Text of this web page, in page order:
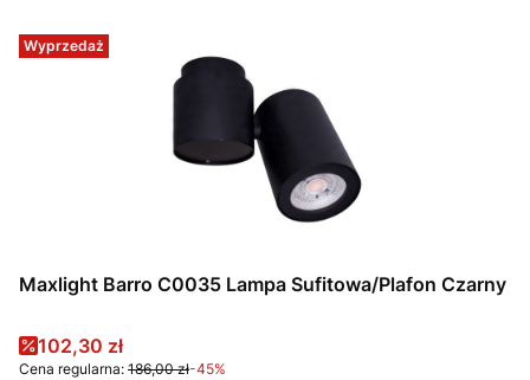
Wyprzedaż
Maxlight Barro C0035 Lampa Sufitowa/Plafon Czarny
Cena promocyjna
102,30 zł
Cena regularna: 186,00 zł-45%